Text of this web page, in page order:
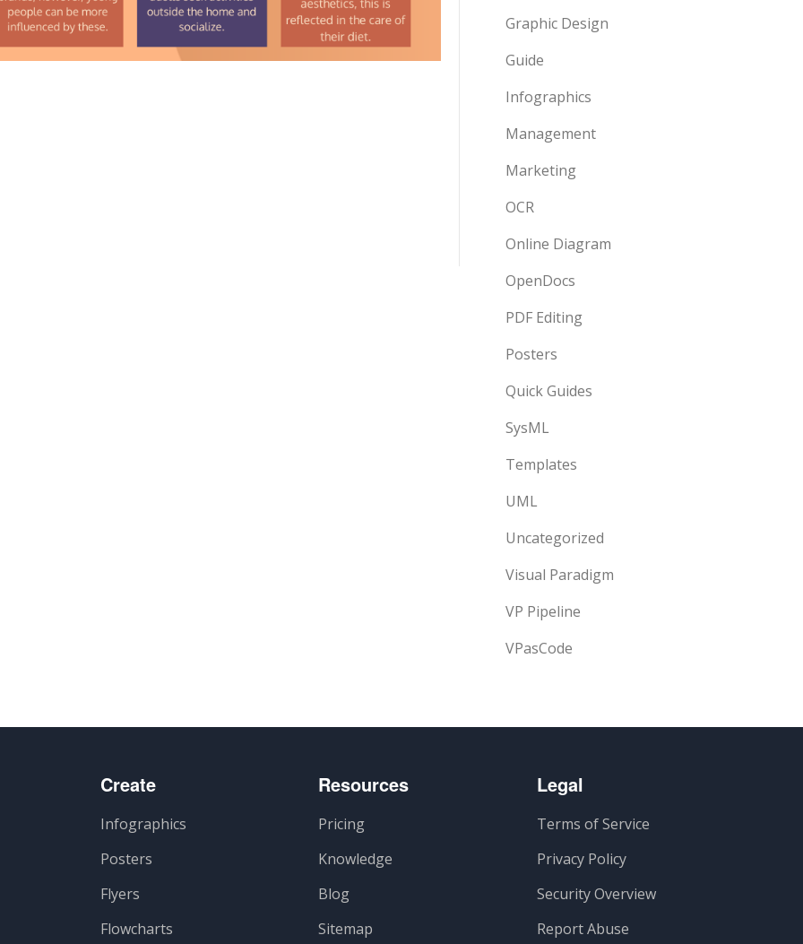
Graphic Design
Guide
Infographics
Management
Marketing
OCR
Online Diagram
OpenDocs
PDF Editing
Posters
Quick Guides
SysML
Templates
UML
Uncategorized
Visual Paradigm
VP Pipeline
VPasCode
Create
Infographics
Posters
Flyers
Flowcharts
Resources
Pricing
Knowledge
Blog
Sitemap
Legal
Terms of Service
Privacy Policy
Security Overview
Report Abuse